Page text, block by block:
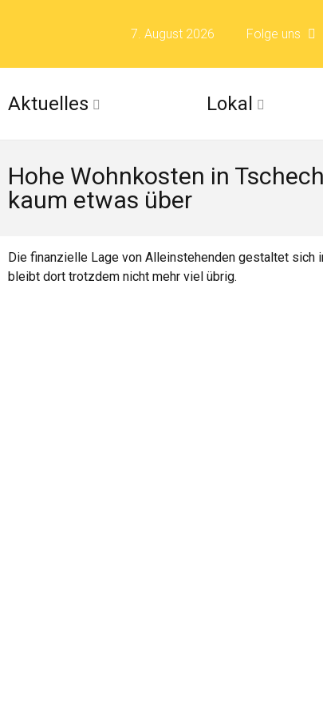
7. August 2026 Folge uns
Folge uns
Aktuelles Lokal
Hohe Wohnkosten in
kaum etwas über
Die finanzielle Lage von Alleinstehenden gestaltet sich
bleibt dort trotzdem nicht mehr viel übrig.